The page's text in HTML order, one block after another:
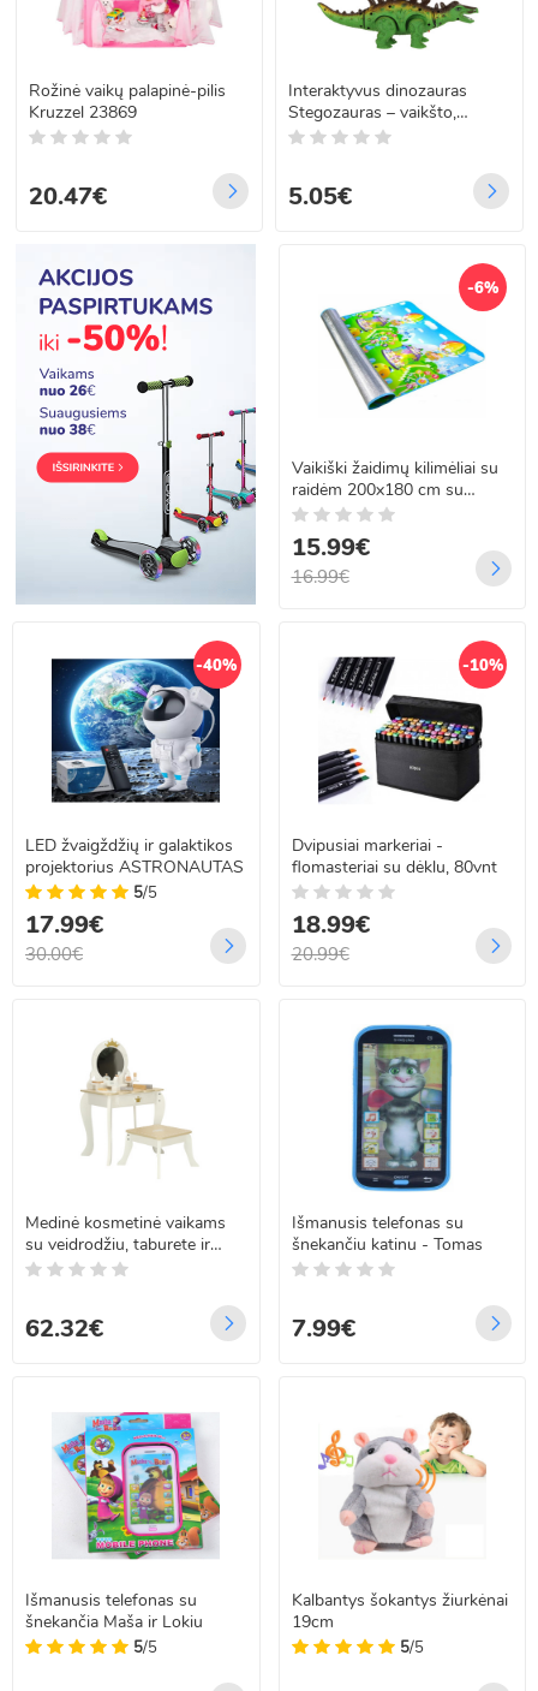
Rožinė vaikų palapinė-pilis
Kruzzel 23869
20.47€
Interaktyvus dinozauras
Stegozauras – vaikšto,
šviečia ir riaumoja, 28 cm x 8
5.05€
-6%
Vaikiški žaidimų kilimėliai su
raidėm 200x180 cm su
apsaugine folija
nepraleidžiančia šalčio ir
drėgmės
15.99€
16.99€
-40%
LED žvaigždžių ir galaktikos
projektorius ASTRONAUTAS
5/5
17.99€
30.00€
-10%
Dvipusiai markeriai -
flomasteriai su dėklu, 80vnt
18.99€
20.99€
Medinė kosmetinė vaikams
su veidrodžiu, taburete ir
priedais LULILO Bella
62.32€
Išmanusis telefonas su
šnekančiu katinu - Tomas
7.99€
Išmanusis telefonas su
šnekančia Maša ir Lokiu
5/5
Kalbantys šokantys žiurkėnai
19cm
5/5